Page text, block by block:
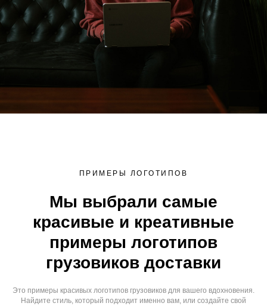
ПРИМЕРЫ ЛОГОТИПОВ
Мы выбрали самые
красивые и креативные
примеры логотипов
грузовиков доставки
Это примеры красивых логотипов грузовиков для вашего вдохновения.
Найдите стиль, который подходит именно вам, или создайте свой